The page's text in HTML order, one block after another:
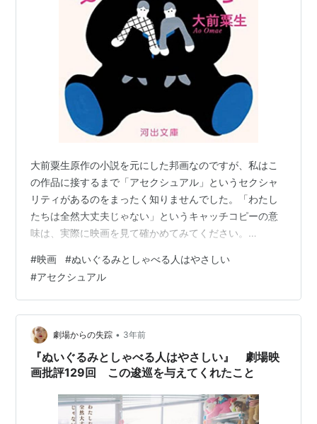
大前粟生原作の小説を元にした邦画なのですが、私はこ
の作品に接するまで「アセクシュアル」というセクシャ
リティがあるのをまったく知りませんでした。「わたし
たちは全然大丈夫じゃない」というキャッチコピーの意
味は、実際に映画を見て確かめてみてください。
作者:大前粟生 河出書房新社 Amazon ぬいぐるみとしゃ
べる人はやさしい [DVD] 細田佳央太 Amazon
#映画 #ぬいぐるみとしゃべる人はやさしい
#アセクシュアル
劇場からの失踪 • 3年前
『ぬいぐるみとしゃべる人はやさしい』 劇場映
画批評129回 この逡巡を与えてくれたこと